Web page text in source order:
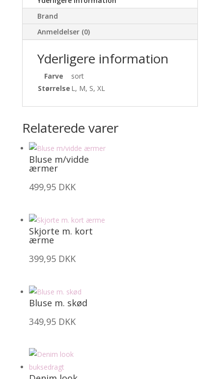
Brand
Anmeldelser (0)
Yderligere information
Farve
sort
Størrelse L, M, S, XL
Relaterede varer
Bluse m/vidde
ærmer
499,95 DKK
Skjorte m. kort
ærme
399,95 DKK
Bluse m. skød
349,95 DKK